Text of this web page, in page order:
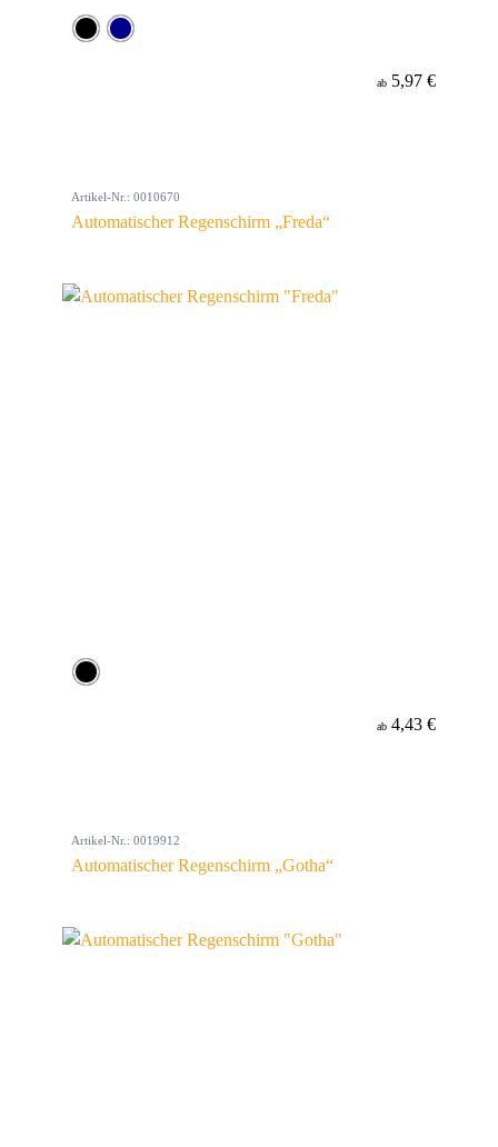
ab 5,97 €
Artikel-Nr.: 0010670
Automatischer Regenschirm „Freda“
ab 4,43 €
Artikel-Nr.: 0019912
Automatischer Regenschirm „Gotha“